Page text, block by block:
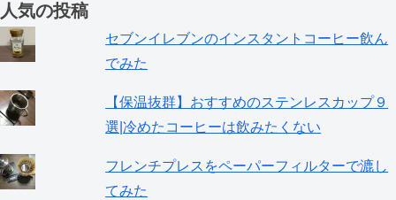
人気の投稿
セブンイレブンのインスタントコーヒー飲ん
でみた
【保温抜群】おすすめのステンレスカップ９
選|冷めたコーヒーは飲みたくない
フレンチプレスをペーパーフィルターで漉し
てみた